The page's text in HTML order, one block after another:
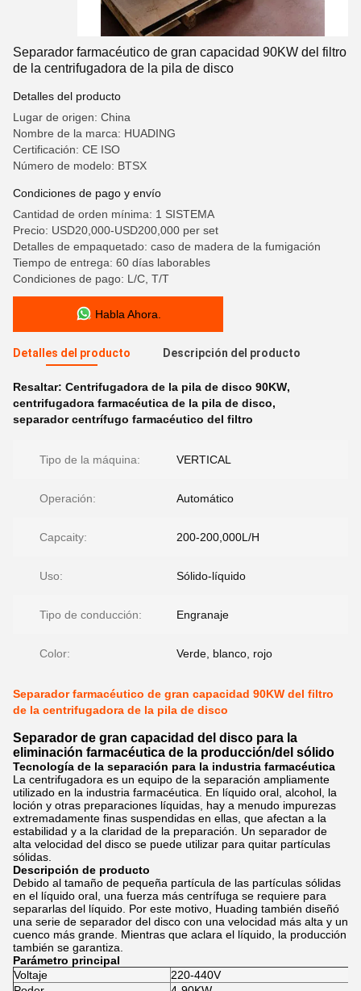
Separador farmacéutico de gran capacidad 90KW del filtro
de la centrifugadora de la pila de disco
Detalles del producto
Lugar de origen: China
Nombre de la marca: HUADING
Certificación: CE ISO
Número de modelo: BTSX
Condiciones de pago y envío
Cantidad de orden mínima: 1 SISTEMA
Precio: USD20,000-USD200,000 per set
Detalles de empaquetado: caso de madera de la fumigación
Tiempo de entrega: 60 días laborables
Condiciones de pago: L/C, T/T
Habla Ahora.
Detalles del producto Descripción del producto
Resaltar: Centrifugadora de la pila de disco 90KW,
centrifugadora farmacéutica de la pila de disco,
separador centrífugo farmacéutico del filtro
Tipo de la máquina: VERTICAL
Operación: Automático
Capcaity: 200-200,000L/H
Uso: Sólido-líquido
Tipo de conducción: Engranaje
Color: Verde, blanco, rojo
Separador farmacéutico de gran capacidad 90KW del filtro
de la centrifugadora de la pila de disco
Separador de gran capacidad del disco para la
eliminación farmacéutica de la producción/del sólido
Tecnología de la separación para la industria farmacéutica
La centrifugadora es un equipo de la separación ampliamente
utilizado en la industria farmacéutica. En líquido oral, alcohol, la
loción y otras preparaciones líquidas, hay a menudo impurezas
extremadamente finas suspendidas en ellas, que afectan a la
estabilidad y a la claridad de la preparación. Un separador de
alta velocidad del disco se puede utilizar para quitar partículas
sólidas.
Descripción de producto
Debido al tamaño de pequeña partícula de las partículas sólidas
en el líquido oral, una fuerza más centrífuga se requiere para
separarlas del líquido. Por este motivo, Huading también diseñó
una serie de separador del disco con una velocidad más alta y un
cuenco más grande. Mientras que aclara el líquido, la producción
también se garantiza.
Parámetro principal
Voltaje
220-440V